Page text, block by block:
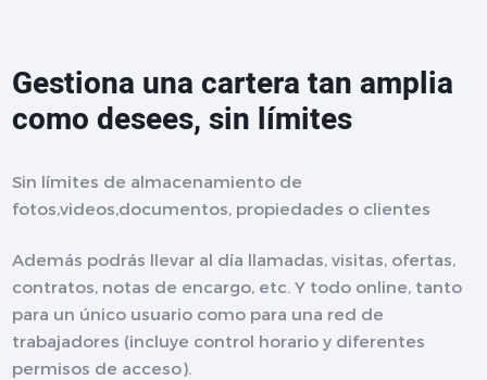
Gestiona una cartera tan amplia
como desees, sin límites
Sin límites de almacenamiento de
fotos,videos,documentos, propiedades o clientes
Además podrás llevar al día llamadas, visitas, ofertas,
contratos, notas de encargo, etc. Y todo online, tanto
para un único usuario como para una red de
trabajadores (incluye control horario y diferentes
permisos de acceso).